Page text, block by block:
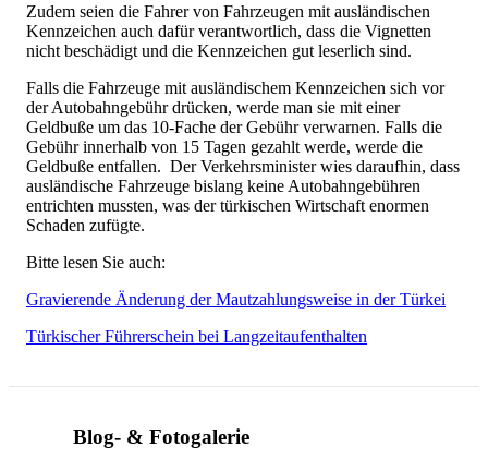
Zudem seien die Fahrer von Fahrzeugen mit ausländischen
Kennzeichen auch dafür verantwortlich, dass die Vignetten
nicht beschädigt und die Kennzeichen gut leserlich sind.
Falls die Fahrzeuge mit ausländischem Kennzeichen sich vor
der Autobahngebühr drücken, werde man sie mit einer
Geldbuße um das 10-Fache der Gebühr verwarnen. Falls die
Gebühr innerhalb von 15 Tagen gezahlt werde, werde die
Geldbuße entfallen. Der Verkehrsminister wies daraufhin, dass
ausländische Fahrzeuge bislang keine Autobahngebühren
entrichten mussten, was der türkischen Wirtschaft enormen
Schaden zufügte.
Bitte lesen Sie auch:
Gravierende Änderung der Mautzahlungsweise in der Türkei
Türkischer Führerschein bei Langzeitaufenthalten
Blog- & Fotogalerie